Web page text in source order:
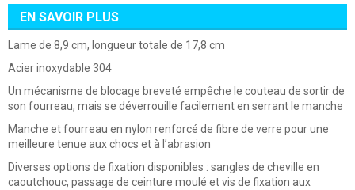
EN SAVOIR PLUS
Lame de 8,9 cm, longueur totale de 17,8 cm
Acier inoxydable 304
Un mécanisme de blocage breveté empêche le couteau de sortir de
son fourreau, mais se déverrouille facilement en serrant le manche
Manche et fourreau en nylon renforcé de fibre de verre pour une
meilleure tenue aux chocs et à l’abrasion
Diverses options de fixation disponibles : sangles de cheville en
caoutchouc, passage de ceinture moulé et vis de fixation aux